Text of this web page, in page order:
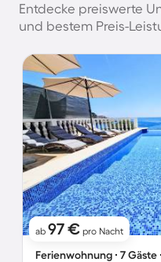
Entdecke preiswerte
und bestem Preis-
ab 97 € pro Nacht
Ferienwohnung ∙ 7 Gäste